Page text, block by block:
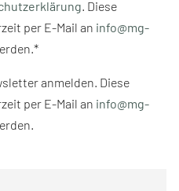
. Diese
per E-Mail an info@mg-
anmelden. Diese
per E-Mail an info@mg-